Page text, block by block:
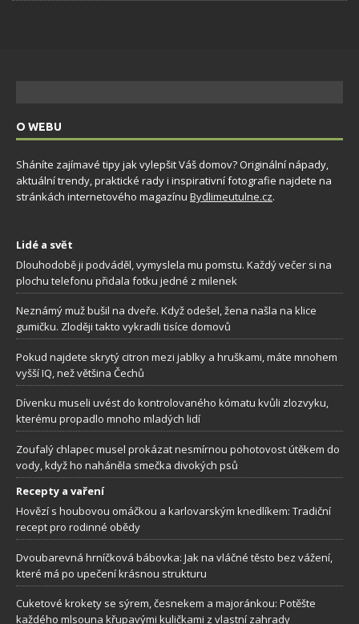
O WEBU
Sháníte zajímavé tipy jak vylepšit Váš domov? Originální nápady,
aktuální trendy, praktické rady i inspirativní fotografie najdete na
stránkách internetového magazínu Bydlimeutulne.cz.
Lidé a svět
Dlouhodobě ji podváděl, vymyslela mu pomstu. Každý večer si na
plochu telefonu přidala fotku jedné z milenek
Neznámý muž bušil na dveře. Když odešel, žena našla na klice
gumičku. Zloději takto vykradli tisíce domovů
Pokud najdete skrytý citron mezi jablky a hruškami, máte mnohem
vyšší IQ, než většina Čechů
Dívenku museli uvést do kontrolovaného kómatu kvůli zlozvyku,
kterému propadlo mnoho mladých lidí
Zoufalý chlapec musel prokázat nesmírnou pohotovost útěkem do
vody, když ho naháněla smečka divokých psů
Recepty a vaření
Hovězí s houbovou omáčkou a karlovarským knedlíkem: Tradiční
recept pro rodinné obědy
Dvoubarevná hrníčková bábovka: Jak na vláčné těsto bez vážení,
které má po upečení krásnou strukturu
Cuketové krokety se sýrem, česnekem a majoránkou: Potěšte
každého mlsouna křupavými kuličkami z vlastní zahrady